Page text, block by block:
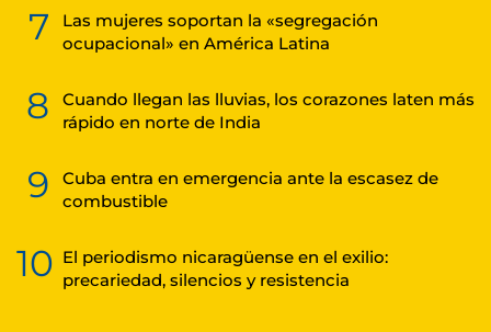
7
Las mujeres soportan la «segregación
ocupacional» en América Latina
8
Cuando llegan las lluvias, los corazones laten más
rápido en norte de India
9
Cuba entra en emergencia ante la escasez de
combustible
10 El periodismo nicaragüense en el exilio:
precariedad, silencios y resistencia